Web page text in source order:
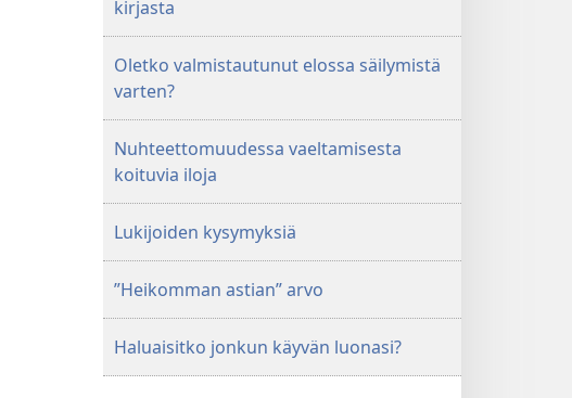
kirjasta
Oletko valmistautunut elossa säilymistä
varten?
Nuhteettomuudessa vaeltamisesta
koituvia iloja
Lukijoiden kysymyksiä
”Heikomman astian” arvo
Haluaisitko jonkun käyvän luonasi?